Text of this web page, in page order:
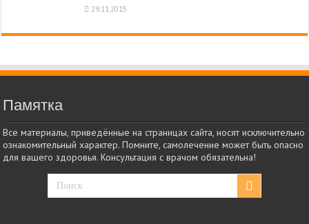
29.11.2015
Памятка
Все материалы, приведённые на страницах сайта, носят исключительно
ознакомительный характер. Помните, самолечение может быть опасно
для вашего здоровья. Консультация с врачом обязательна!